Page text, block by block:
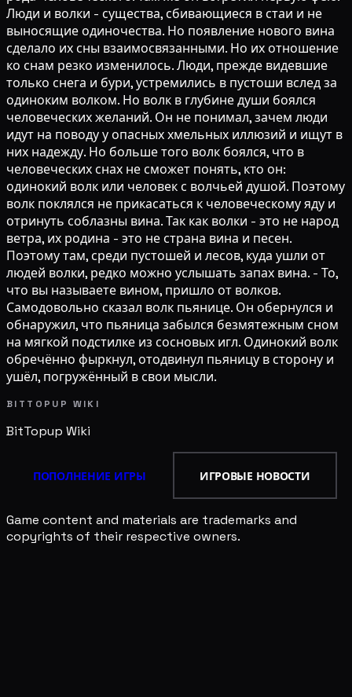
Люди и волки - существа, сбивающиеся в стаи и не
выносящие одиночества. Но появление нового вина
сделало их сны взаимосвязанными. Но их отношение
ко снам резко изменилось. Люди, прежде видевшие
только снега и бури, устремились в пустоши вслед за
одиноким волком. Но волк в глубине души боялся
человеческих желаний. Он не понимал, зачем люди
идут на поводу у опасных хмельных иллюзий и ищут в
них надежду. Но больше того волк боялся, что в
человеческих снах не сможет понять, кто он:
одинокий волк или человек с волчьей душой. Поэтому
волк поклялся не прикасаться к человеческому яду и
отринуть соблазны вина. Так как волки - это не народ
ветра, их родина - это не страна вина и песен.
Поэтому там, среди пустошей и лесов, куда ушли от
людей волки, редко можно услышать запах вина. - То,
что вы называете вином, пришло от волков.
Самодовольно сказал волк пьянице. Он обернулся и
обнаружил, что пьяница забылся безмятежным сном
на мягкой подстилке из сосновых игл. Одинокий волк
обречённо фыркнул, отодвинул пьяницу в сторону и
ушёл, погружённый в свои мысли.
BITTOPUP WIKI
BitTopup Wiki
ПОПОЛНЕНИЕ ИГРЫ ИГРОВЫЕ НОВОСТИ
Game content and materials are trademarks and
copyrights of their respective owners.